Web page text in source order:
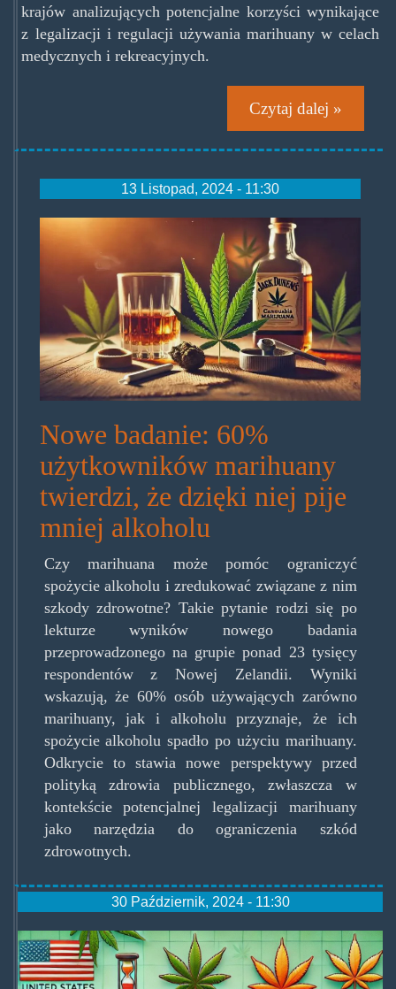
krajów analizujących potencjalne korzyści wynikające
z legalizacji i regulacji używania marihuany w celach
medycznych i rekreacyjnych.
Czytaj dalej »
13 Listopad, 2024 - 11:30
wplyw-
marihuany-
na-
spozycie-
alkoholu-
696x398.jpg.jpg
Nowe badanie: 60%
użytkowników marihuany
twierdzi, że dzięki niej pije
mniej alkoholu
Czy marihuana może pomóc ograniczyć
spożycie alkoholu i zredukować związane z nim
szkody zdrowotne? Takie pytanie rodzi się po
lekturze wyników nowego badania
przeprowadzonego na grupie ponad 23 tysięcy
respondentów z Nowej Zelandii. Wyniki
wskazują, że 60% osób używających zarówno
marihuany, jak i alkoholu przyznaje, że ich
spożycie alkoholu spadło po użyciu marihuany.
Odkrycie to stawia nowe perspektywy przed
polityką zdrowia publicznego, zwłaszcza w
kontekście potencjalnej legalizacji marihuany
jako narzędzia do ograniczenia szkód
zdrowotnych.
30 Październik, 2024 - 11:30
usaafterlegalisation.jpg